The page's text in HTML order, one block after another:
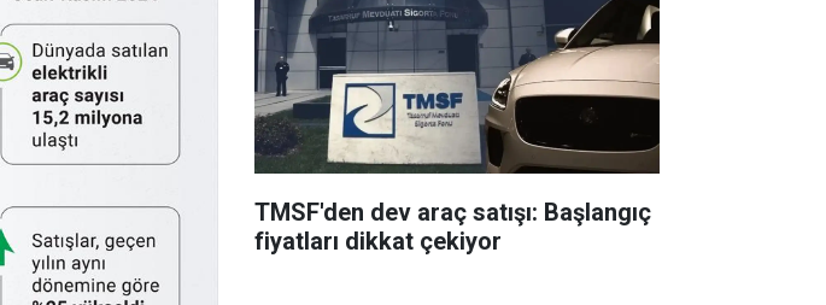
TMSF'den dev araç satışı: Başlangıç
fiyatları dikkat çekiyor